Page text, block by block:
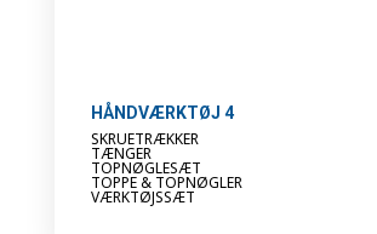
HÅNDVÆRKTØJ 4
SKRUETRÆKKER
TÆNGER
TOPNØGLESÆT
TOPPE & TOPNØGLER
VÆRKTØJSSÆT